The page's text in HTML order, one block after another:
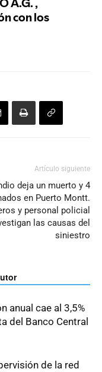
Artículo siguiente
deja un muerto y 4
en Puerto Montt.
y personal policial
las causas del
siniestro
anual cae al 3,5%
del Banco Central
de la red